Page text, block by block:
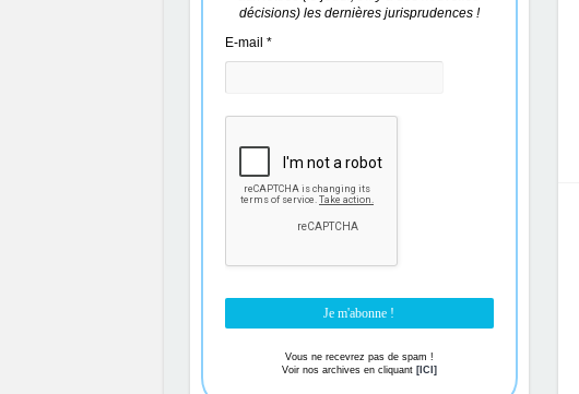
décisions) les dernières jurisprudences !
E-mail *
Vous ne recevrez pas de spam !
Voir nos archives en cliquant [ICI]